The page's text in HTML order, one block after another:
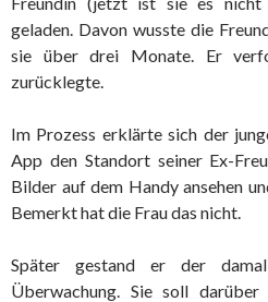
geladen. Davon wusste die
sie über drei Monate. Er
zurücklegte.
Im Prozess erklärte sich der
App den Standort seiner Ex-
Bilder auf dem Handy ansehen
Bemerkt hat die Frau das nicht.
Später gestand er der
Überwachung. Sie soll